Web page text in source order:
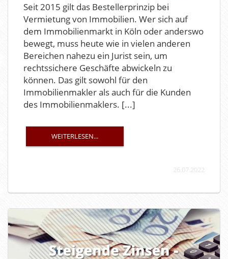
Seit 2015 gilt das Bestellerprinzip bei
Vermietung von Immobilien. Wer sich auf
dem Immobilienmarkt in Köln oder anderswo
bewegt, muss heute wie in vielen anderen
Bereichen nahezu ein Jurist sein, um
rechtssichere Geschäfte abwickeln zu
können. Das gilt sowohl für den
Immobilienmakler als auch für die Kunden
des Immobilienmaklers. [...]
WEITERLESEN...
26.07.2022